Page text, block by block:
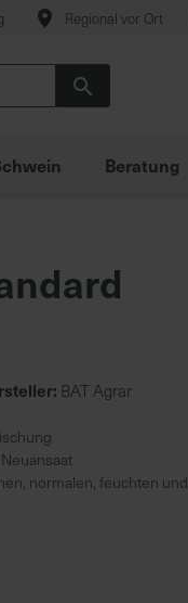
Regional vor Ort
Beratung
BAT Agrar
normalen, feuchten und